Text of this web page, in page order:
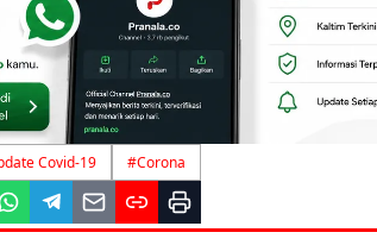
Covid-19 #Corona